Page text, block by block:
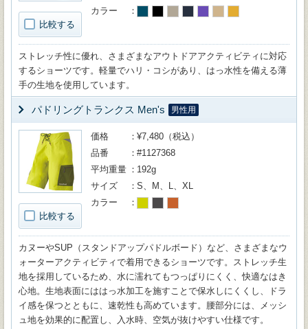
比較する
カラー
ストレッチ性に優れ、さまざまなアウトドアアクティビティに対応
するショーツです。軽量でハリ・コシがあり、はっ水性を備える薄
手の生地を使用しています。
パドリングトランクス Men's 男性用
比較する
価格
¥7,480（税込）
品番
#1127368
平均重量
192g
サイズ
S、M、L、XL
カラー
カヌーやSUP（スタンドアップパドルボード）など、さまざまなウ
ォーターアクティビティで着用できるショーツです。ストレッチ生
地を採用しているため、水に濡れてもつっぱりにくく、快適なはき
心地。生地表面にははっ水加工を施すことで保水しにくくし、ドラ
イ感を保つとともに、速乾性も高めています。腰部分には、メッシ
ュ地を効果的に配置し、入水時、空気が抜けやすい仕様です。